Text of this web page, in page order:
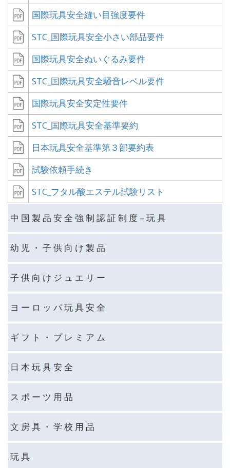
国際玩具安全縫い目強度要件
STC_国際玩具安全小さい部品要件
国際玩具安全ぬいぐるみ要件
STC_国際玩具安全騒音レベル要件
国際玩具安全安定性要件
STC_国際玩具安全基準要約
日本玩具安全基準第３部要約表
試験依頼手続き
STC_フタル酸エステル試験リスト
中 国 製 品 安 全 強 制 認 証 制 度 – 玩 具
幼 児 ・ 子 供 向 け 製 品
子 供 向 け ジ ュ エ リ ー
ヨ ー ロ ッ パ 玩 具 安 全
ギ フ ト ・ プ レ ミ ア ム
日 本 玩 具 安 全
ス ポ ー ツ 用 品
文 房 具 ・ 学 校 用 品
玩 具